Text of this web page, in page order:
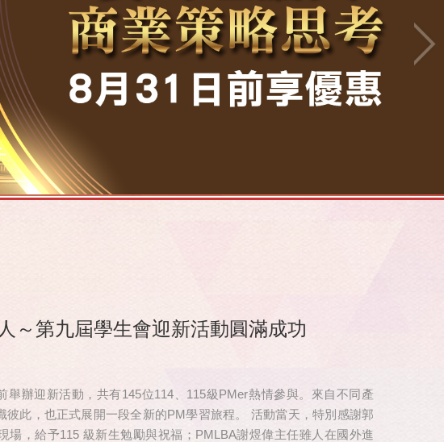
～第九屆學生會迎新活動圓滿成功
辦迎新活動，共有145位114、115級PMer熱情參與。來自不同產
此，也正式展開一段全新的PM學習旅程。 活動當天，特別感謝郭
，給予115 級新生勉勵與祝福；PMLBA謝煜偉主任雖人在國外進